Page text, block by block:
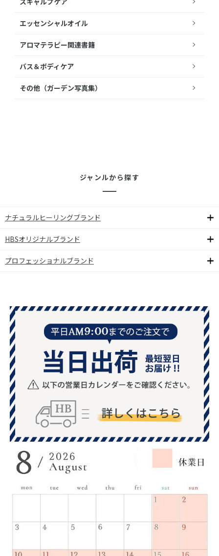
エッセンシャルオイル
アロマテラピー関連書籍
バス＆ボディケア
その他（ガーデン写真集）
ジャンルから探す
ナチュラルヒーリングブランド
HBSオリジナルブランド
プロフェッショナルブランド